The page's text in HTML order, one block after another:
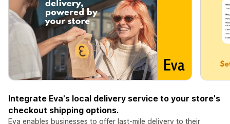
Integrate Eva's local delivery service to your store's
checkout shipping options.
Eva enables businesses to offer last-mile delivery to their